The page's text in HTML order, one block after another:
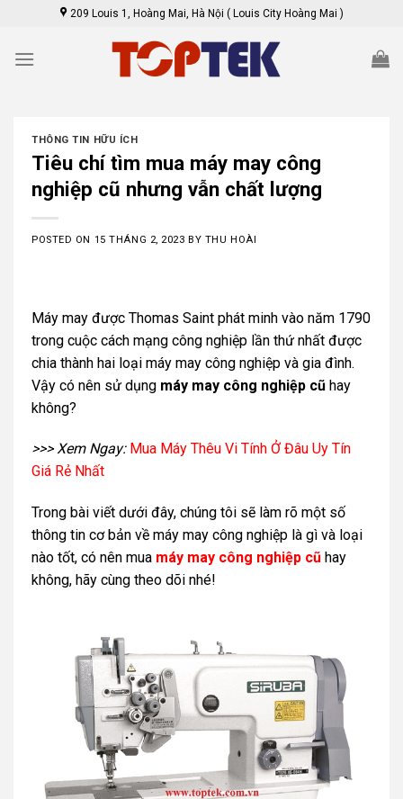
content
209 Louis 1, Hoàng Mai, Hà Nội ( Louis City Hoàng Mai )
THÔNG TIN HỮU ÍCH
Tiêu chí tìm mua máy may công
nghiệp cũ nhưng vẫn chất lượng
POSTED ON 15 THÁNG 2, 2023 BY THU HOÀI
Máy may được Thomas Saint phát minh vào năm 1790
trong cuộc cách mạng công nghiệp lần thứ nhất được
chia thành hai loại máy may công nghiệp và gia đình.
Vậy có nên sử dụng máy may công nghiệp cũ hay
không?
>>> Xem Ngay: Mua Máy Thêu Vi Tính Ở Đâu Uy Tín
Giá Rẻ Nhất
Trong bài viết dưới đây, chúng tôi sẽ làm rõ một số
thông tin cơ bản về máy may công nghiệp là gì và loại
nào tốt, có nên mua máy may công nghiệp cũ hay
không, hãy cùng theo dõi nhé!